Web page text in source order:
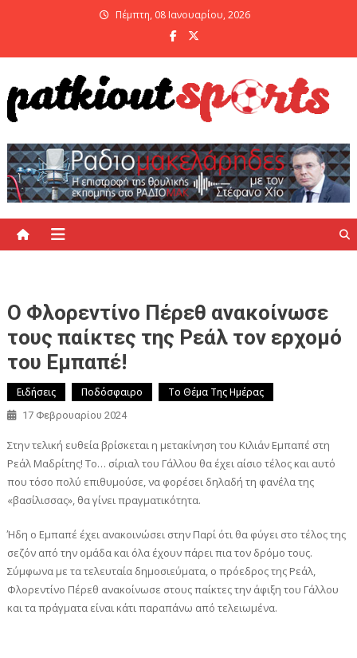
Πέμπτη, 08 Ιανουαρίου, 2026
Ο Φλορεντίνο Πέρεθ ανακοίνωσε
τους παίκτες της Ρεάλ τον ερχομό
του Εμπαπέ!
Ειδήσεις Ποδόσφαιρο Το Θέμα Της Ημέρας
17 Φεβρουαρίου 2024
Στην τελική ευθεία βρίσκεται η μετακίνηση του Κιλιάν Εμπαπέ στη
Ρεάλ Μαδρίτης! Το… σίριαλ του Γάλλου θα έχει αίσιο τέλος και αυτό
που τόσο πολύ επιθυμούσε, να φορέσει δηλαδή τη φανέλα της
«βασίλισσας», θα γίνει πραγματικότητα.
Ήδη ο Εμπαπέ έχει ανακοινώσει στην Παρί ότι θα φύγει στο τέλος της
σεζόν από την ομάδα και όλα έχουν πάρει πια τον δρόμο τους.
Σύμφωνα με τα τελευταία δημοσιεύματα, ο πρόεδρος της Ρεάλ,
Φλορεντίνο Πέρεθ ανακοίνωσε στους παίκτες την άφιξη του Γάλλου
και τα πράγματα είναι κάτι παραπάνω από τελειωμένα.